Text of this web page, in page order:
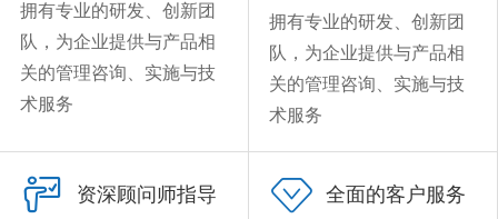
拥有专业的研发、创新团
队，为企业提供与产品相
关的管理咨询、实施与技
术服务
拥有专业的研发、创新团
队，为企业提供与产品相
关的管理咨询、实施与技
术服务
 资深顾问师指导  全面的客户服务